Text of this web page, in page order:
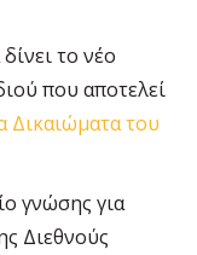
το νέο
που αποτελεί
Δικαιώματα του
γνώσης για
Διεθνούς